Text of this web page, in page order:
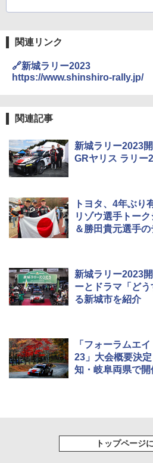
関連リンク
🔗新城ラリー2023
https://www.shinshiro-rally.jp/
関連記事
新城ラリー2023
GRヤリス ラリー
トヨタ、4年ぶり
リゾウ選手トー
＆勝田貴元選手
新城ラリー2023
ーとドラマ「ど
る新城市を紹介
「フォーラムエ
23」大会概要決
知・岐阜両県で開
トップページ